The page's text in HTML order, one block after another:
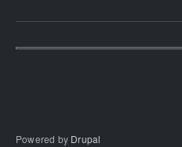
Powered by Drupal